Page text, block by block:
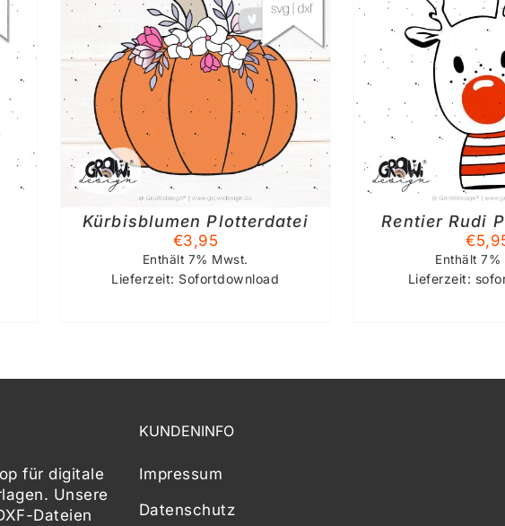
Kürbisblumen Plotterdatei
€3,95
Enthält 7% Mwst.
Lieferzeit: Sofortdownload
IN DEN WARENKORB
/
DETAILS
Rentier Rudi
€
Enthält 7%
Lieferzeit:
IN DEN
für digitale
. Unsere
Dateien
KUNDENINFO
Impressum
Datenschutz